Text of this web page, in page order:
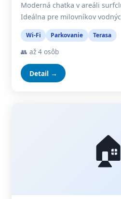
Moderná chatka v areáli
Ideálna pre milovníkov
Wi-Fi Parkovanie Terasa
👥 až 4 osôb
Detail →
🏠